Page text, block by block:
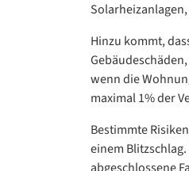
Hinzu kommt,
wenn die
maximal 1% der
Bestimmte
einem